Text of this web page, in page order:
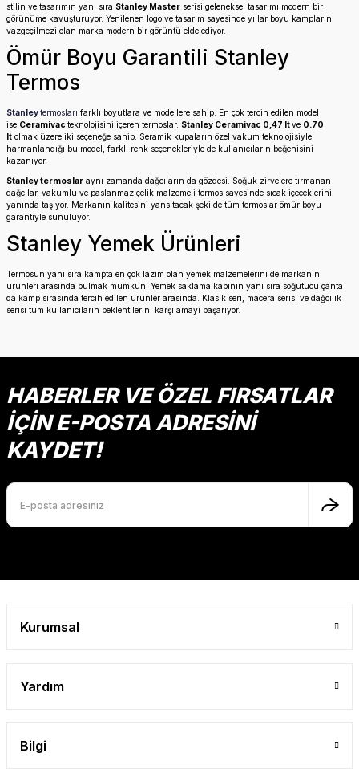
stilin ve tasarımın yanı sıra Stanley Master serisi geleneksel tasarımı modern bir
görünüme kavuşturuyor. Yenilenen logo ve tasarım sayesinde yıllar boyu kampların
vazgeçilmezi olan marka modern bir görüntü elde ediyor.
Ömür Boyu Garantili Stanley
Termos
Stanleytermosları farklı boyutlara ve modellere sahip. En çok tercih edilen model
ise Ceramivac teknolojisini içeren termoslar. Stanley Ceramivac 0,47 ltve 0.70
lt olmak üzere iki seçeneğe sahip. Seramik kupaların özel vakum teknolojisiyle
harmanlandığı bu model, farklı renk seçenekleriyle de kullanıcıların beğenisini
kazanıyor.
Stanley termoslar aynı zamanda dağcıların da gözdesi. Soğuk zirvelere tırmanan
dağcılar, vakumlu ve paslanmaz çelik malzemeli termos sayesinde sıcak içeceklerini
yanında taşıyor. Markanın kalitesini yansıtacak şekilde tüm termoslar ömür boyu
garantiyle sunuluyor.
Stanley Yemek Ürünleri
Termosun yanı sıra kampta en çok lazım olan yemek malzemelerini de markanın
ürünleri arasında bulmak mümkün. Yemek saklama kabının yanı sıra soğutucu çanta
da kamp sırasında tercih edilen ürünler arasında. Klasik seri, macera serisi ve dağcılık
serisi tüm kullanıcıların beklentilerini karşılamayı başarıyor.
HABERLER VE ÖZEL FIRSATLAR
İÇİN E-POSTA ADRESİNİ
KAYDET!
Kurumsal
Yardım
Bilgi